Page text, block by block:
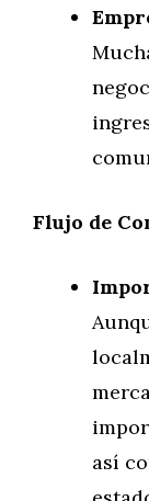
Flujo de
así